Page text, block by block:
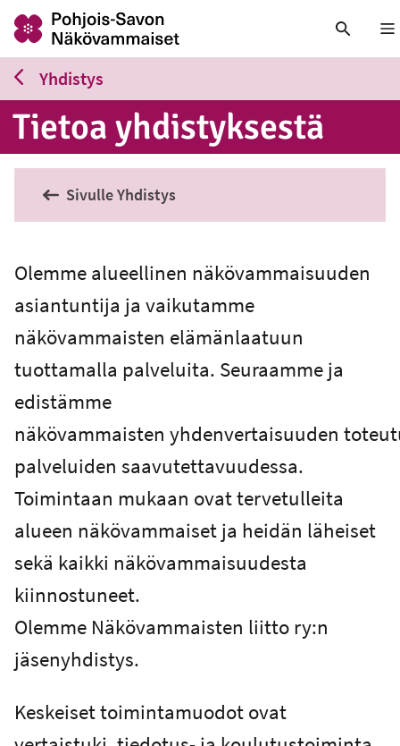
Yhdistys
Tietoa yh­dis­tyk­ses­tä
Sivulle Yhdistys
Olemme alueellinen näkövammaisuuden
asiantuntija ja vaikutamme
näkövammaisten elämänlaatuun
tuottamalla palveluita. Seuraamme ja
edistämme
näkövammaisten yhdenvertaisuuden
palveluiden saavutettavuudessa.
Toimintaan mukaan ovat tervetulleita
alueen näkövammaiset ja heidän läheiset
sekä kaikki näkövammaisuudesta
kiinnostuneet.
Olemme Näkövammaisten liitto ry:n
jäsenyhdistys.
Keskeiset toimintamuodot ovat